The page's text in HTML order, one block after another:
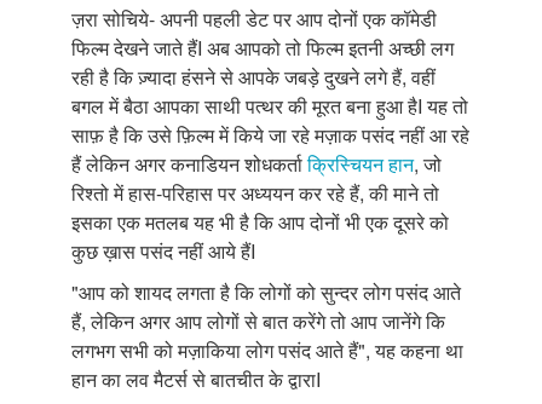
ज़रा सोचिये- अपनी पहली डेट पर आप दोनों एक कॉमेडी
फिल्म देखने जाते हैंI अब आपको तो फिल्म इतनी अच्छी लग
रही है कि ज़्यादा हंसने से आपके जबड़े दुखने लगे हैं, वहीं
बगल में बैठा आपका साथी पत्थर की मूरत बना हुआ हैI यह तो
साफ़ है कि उसे फ़िल्म में किये जा रहे मज़ाक पसंद नहीं आ रहे
हैं लेकिन अगर कनाडियन शोधकर्ताक्रिस्चियन हान, जो
रिश्तो में हास-परिहास पर अध्ययन कर रहे हैं, की माने तो
इसका एक मतलब यह भी है कि आप दोनों भी एक दूसरे को
कुछ ख़ास पसंद नहीं आये हैंI
"आप को शायद लगता है कि लोगों को सुन्दर लोग पसंद आते
हैं, लेकिन अगर आप लोगों से बात करेंगे तो आप जानेंगे कि
लगभग सभी को मज़ाकिया लोग पसंद आते हैं", यह कहना था
हान का लव मैटर्स से बातचीत के द्वाराI